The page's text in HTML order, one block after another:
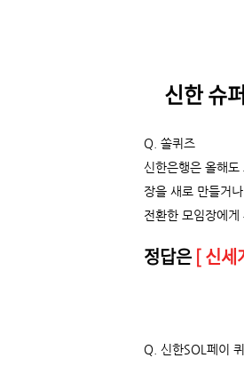
신한 슈
Q. 쏠퀴즈
신한은행은 올해
장을 새로 만들거나
전환한 모임장에
정답은 [ 신세
Q. 신한SOL페이